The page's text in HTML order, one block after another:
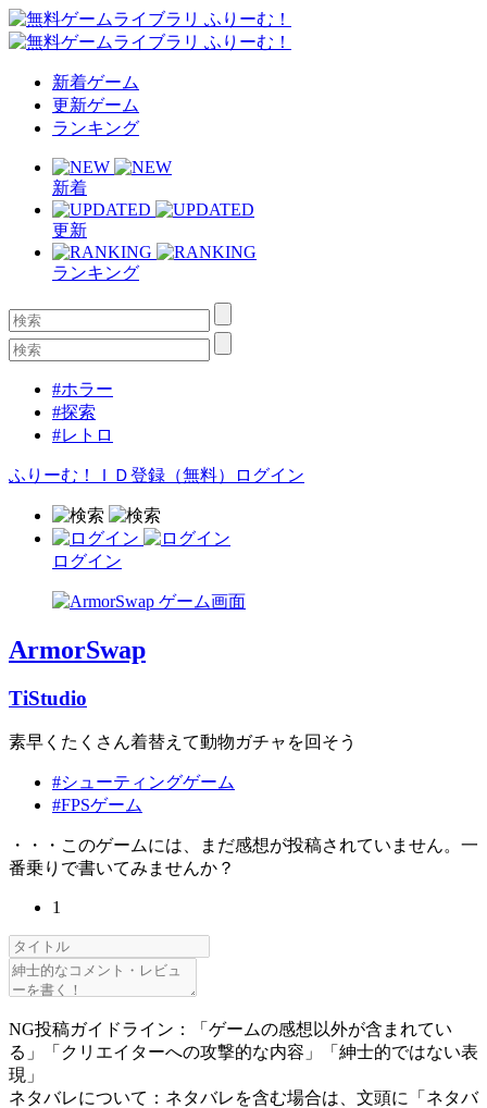
新着ゲーム
更新ゲーム
ランキング
新着
更新
ランキング
#ホラー
#探索
#レトロ
ふりーむ！ＩＤ登録（無料） ログイン
ログイン
ArmorSwap
TiStudio
素早くたくさん着替えて動物ガチャを回そう
#シューティングゲーム
#FPSゲーム
・・・このゲームには、まだ感想が投稿されていません。一
番乗りで書いてみませんか？
1
NG投稿ガイドライン：「ゲームの感想以外が含まれてい
る」「クリエイターへの攻撃的な内容」「紳士的ではない表
現」
ネタバレについて：ネタバレを含む場合は、文頭に「ネタバ